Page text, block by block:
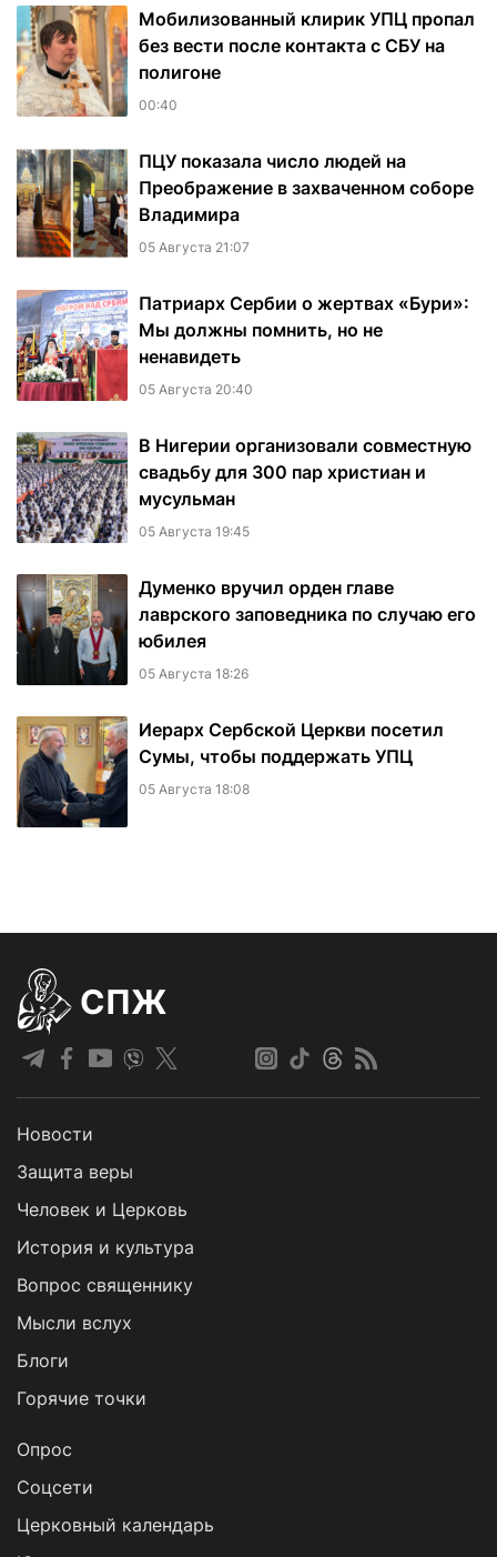
Мобилизованный клирик УПЦ пропал
без вести после контакта с СБУ на
полигоне
00:40
ПЦУ показала число людей на
Преображение в захваченном соборе
Владимира
05 Августа 21:07
Патриарх Сербии о жертвах «Бури»:
Мы должны помнить, но не
ненавидеть
05 Августа 20:40
В Нигерии организовали совместную
свадьбу для 300 пар христиан и
мусульман
05 Августа 19:45
Думенко вручил орден главе
лаврского заповедника по случаю его
юбилея
05 Августа 18:26
Иерарх Сербской Церкви посетил
Сумы, чтобы поддержать УПЦ
05 Августа 18:08
СПЖ
Новости
Защита веры
Человек и Церковь
История и культура
Вопрос священнику
Мысли вслух
Блоги
Горячие точки
Опрос
Cоцсети
Церковный календарь